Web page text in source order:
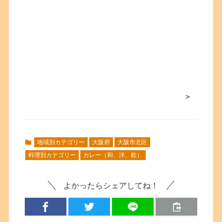
>
地域別カテゴリー 大阪府
大阪市北区
料理別カテゴリー
カレー（和、洋、欧）
よかったらシェアしてね！